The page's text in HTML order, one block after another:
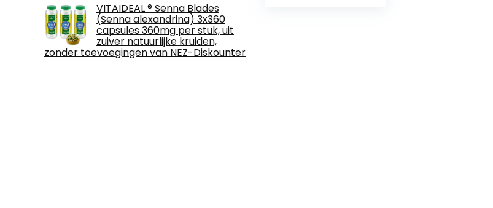
VITAIDEAL ® Senna Blades
(Senna alexandrina) 3x360
capsules 360mg per stuk, uit
zuiver natuurlijke kruiden,
zonder toevoegingen van NEZ-Diskounter